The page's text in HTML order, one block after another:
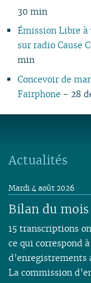
30 min
Émission Libre à
sur radio Cause
min
Concevoir de
Fairphone - 28
Actualités
Bilan du
Mardi 4 août 2026
15 transcriptions
ce qui correspond
d’enregistrements
La commission